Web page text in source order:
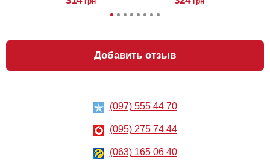
Анальный
лубрикант на
водной основе
Just Glide Anal,
грн
Металлическая
пробка Slash, S
668
Добавить отзыв
(097) 555 44 70
(095) 275 74 44
(063) 165 06 40